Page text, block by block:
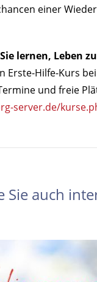
einer
lernen, Leben
Erste-Hilfe-Kurs
und freie
server.de/
Sie auch